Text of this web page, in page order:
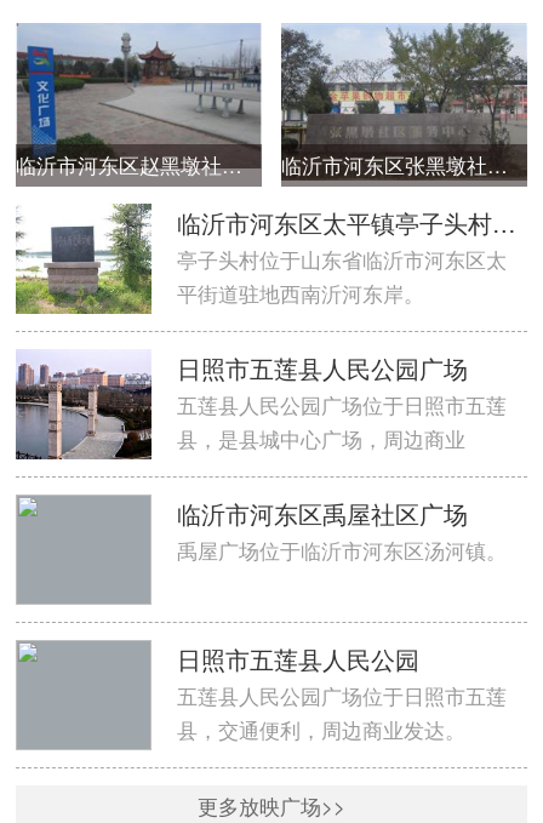
临沂市河东区赵黑墩社区广场 临沂市河东区张黑墩社区广场
临沂市河东区太平镇亭子头村广场
亭子头村位于山东省临沂市河东区太
平街道驻地西南沂河东岸。
日照市五莲县人民公园广场
五莲县人民公园广场位于日照市五莲
县，是县城中心广场，周边商业
临沂市河东区禹屋社区广场
禹屋广场位于临沂市河东区汤河镇。
日照市五莲县人民公园
五莲县人民公园广场位于日照市五莲
县，交通便利，周边商业发达。
更多放映广场>>